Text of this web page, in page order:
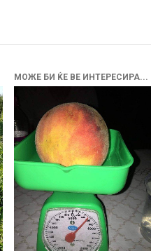
МОЖЕ БИ ЌЕ ВЕ ИНТЕРЕСИРА...